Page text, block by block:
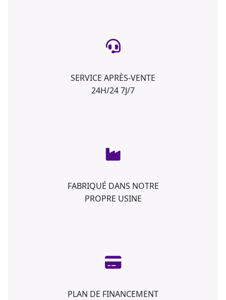
SERVICE APRÈS-VENTE
24H/24 7J/7
FABRIQUÉ DANS NOTRE
PROPRE USINE
PLAN DE FINANCEMENT